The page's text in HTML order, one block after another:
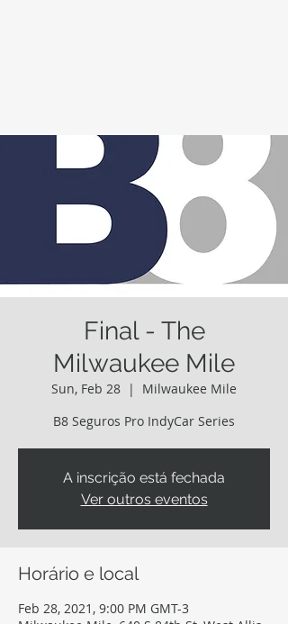
Final - The
Milwaukee Mile
Sun, Feb 28
  |
Milwaukee Mile
B8 Seguros Pro IndyCar Series
A inscrição está fechada
Ver outros eventos
Horário e local
Feb 28, 2021, 9:00 PM GMT-3